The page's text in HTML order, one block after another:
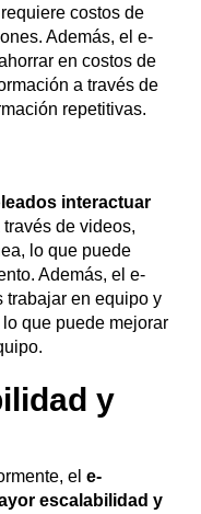
costos de
Además, el e-
en costos de
a través de
repetitivas.
interactuar
de videos,
lo que puede
Además, el e-
trabajar en equipo y
que puede mejorar
y
ele-
escalabilidad y